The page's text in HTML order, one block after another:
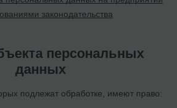
законодательства
персональных
данных
подлежат обработке, имеют право: